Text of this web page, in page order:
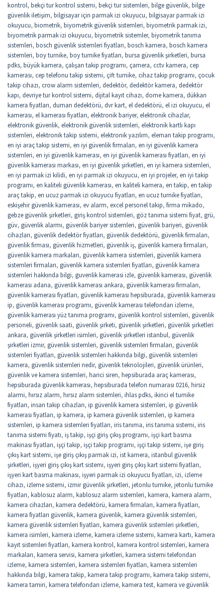
kontrol, bekçi tur kontrol sistemi, bekçi tur sistemleri, bilge güvenlik, bilge
güvenlik iletişim, bilgisayar için parmak izi okuyucu, bilgisayar parmak izi
okuyucu, biometrik, biyometrik güvenlik sistemleri, biyometrik parmak izi,
biyometrik parmak izi okuyucu, biyometrik sistemler, biyometrik tanıma
sistemleri, bosch güvenlik sistemleri fiyatları, bosch kamera, bosch kamera
sistemleri, boy turnike, boy turnike fiyatları, bursa güvenlik şirketleri, bursa
pdks, büyük kamera, çalışan takip programı, çamera, cctv kamera, cep
kamerası, cep telefonu takip sistemi, çift turnike, cihaz takip programı, çocuk
takip cihazı, crow alarm sistemleri, dedektör, dedektör kamera, dedektör
kapı, devriye tur kontrol sistemi, dijital kayıt cihazı, dome kamera, dükkan
kamera fiyatları, duman dedektörü, dvr kart, el dedektörü, el izi okuyucu, el
kamerası, el kamerası fiyatları, elektronik bariyer, elektronik cihazlar,
elektronik güvenlik, elektronik güvenlik sistemleri, elektronik kartlı kapı
sistemleri, elektronik takip sistemi, elektronik yazılım, eleman takip programı,
en iyi araç takip sistemi, en iyi güvenlik firmaları, en iyi güvenlik kamera
sistemleri, en iyi güvenlik kamerası, en iyi güvenlik kamerası fiyatları, en iyi
güvenlik kamerası markası, en iyi güvenlik şirketleri, en iyi kamera sistemleri,
en iyi parmak izi kilidi, en iyi parmak izi okuyucu, en iyi projeler, en iyi takip
programı, en kaliteli güvenlik kamerası, en kaliteli kamera, en takip, en takip
araç takip, en ucuz parmak izi okuyucu fiyatları, en ucuz turnike fiyatları,
eskişehir güvenlik kamerası, ev alarm, excel personel takip, firma mikado,
gebze güvenlik şirketleri, giriş kontrol sistemleri, göz tanıma sistemi fiyat, grü,
güv, güvenlik alarmı, güvenlik bariyer sistemleri, güvenlik bariyeri, güvenlik
cihazları, güvenlik dedektör fiyatları, güvenlik dedektörü, güvenlik firmaları,
güvenlik firması, güvenlik hizmetleri, güvenlik iş, güvenlik kamera firmaları,
güvenlik kamera markaları, güvenlik kamera sistemleri, güvenlik kamera
sistemleri firmaları, güvenlik kamera sistemleri fiyatları, güvenlik kamera
sistemleri hakkında bilgi, guvenlik kamerasi izle, güvenlik kamerası, güvenlik
kamerası adana, güvenlik kamerası ankara, güvenlik kamerası firmaları,
güvenlik kamerası fiyatları, güvenlik kamerası hepsiburada, güvenlik kamerası
ip, güvenlik kamerası programı, güvenlik kamerası telefondan izleme,
güvenlik kamerası yüz tanıma programı, güvenlik kontrol sistemleri, güvenlik
personeli, güvenlik saati, güvenlik şirketi, güvenlik şirketleri, güvenlik şirketleri
ankara, güvenlik şirketleri isimleri, güvenlik şirketleri istanbul, güvenlik
şirketleri izmir, güvenlik sistemleri, güvenlik sistemleri firmaları, güvenlik
sistemleri fiyatları, güvenlik sistemleri hakkında bilgi, güvenlik sistemleri
kamera, güvenlik sistemleri nedir, güvenlik teknolojileri, güvenlik ürünleri,
güvenlik ve kamera sistemleri, harici siren, hepsiburada araç kamerası,
hepsiburada güvenlik kamerası, hepsiburada telefon numarası 0216, hirsiz
alarmi, hırsız alarm, hırsız alarm sistemleri, ihlas pdks, ikinci el turnike
fiyatları, insan takip cihazları, ip güvenlik kamera sistemleri, ip güvenlik
kamerası fiyatları, ip kamera, ip kamera güvenlik sistemleri, ip kamera
sistemleri, ip kamera sistemleri fiyatları, iris tanıma, iris tanıma sistemi, iris
tanıma sistemi fiyatı, iş takip, işçi giriş çıkış programı, işçi kart basma
makinası fiyatları, işçi takip, işçi takip programı, işçi takip sistemi, işe giriş
çıkış kart sistemi, işe giriş çıkış parmak izi, ist kamera, istanbul güvenlik
şirketleri, işyeri giriş çıkış kart sistemi, işyeri giriş çıkış kart sistemi fiyatları,
işyeri kart basma makinası, işyeri parmak izi okuyucu fiyatları, izi, izleme
cihazı, izleme sistemi, izmir güvenlik şirketleri, jetonlu turnike, jetonlu turnike
fiyatları, kablosuz alarm, kablosuz alarm sistemleri, kamera, kamera alarm,
kamera cihazları, kamera dedektörü, kamera firmaları, kamera fiyatları,
kamera fiyatları güvenlik, kamera güvenlik, kamera güvenlik sistemleri,
kamera güvenlik sistemleri fiyatları, kamera güvenlik sistemleri şirketleri,
kamera isimleri, kamera izleme, kamera izleme sistemi, kamera kartı, kamera
kayıt sistemleri fiyatları, kamera kontrol, kamera kontrol sistemleri, kamera
markaları, kamera servisi, kamera şirketleri, kamera sistemi telefondan
izleme, kamera sistemleri, kamera sistemleri fiyatları, kamera sistemleri
hakkında bilgi, kamera takip, kamera takip programı, kamera takip sistemi,
kamera tamiri, kamera telefondan izleme, kamera test, kamera ve güvenlik